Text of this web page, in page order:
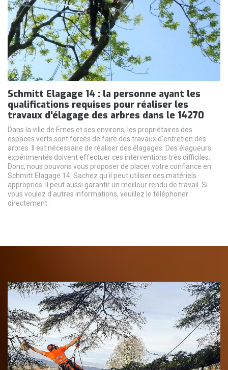
Schmitt Elagage 14 : la personne ayant les
qualifications requises pour réaliser les
travaux d'élagage des arbres dans le 14270
Dans la ville de Ernes et ses environs, les propriétaires des
espaces verts sont forcés de faire des travaux d'entretien des
arbres. Il est nécessaire de réaliser des élagages. Des élagueurs
expérimentés doivent effectuer ces interventions très difficiles.
Donc, nous pouvons vous proposer de placer votre confiance en
Schmitt Elagage 14. Sachez qu'il peut utiliser des matériels
appropriés. Il peut aussi garantir un meilleur rendu de travail. Si
vous voulez d'autres informations, veuillez le téléphoner
directement.